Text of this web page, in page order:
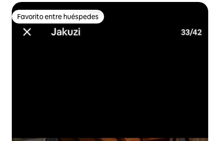
Favorito entre huéspedes
Favorito entre huéspedes